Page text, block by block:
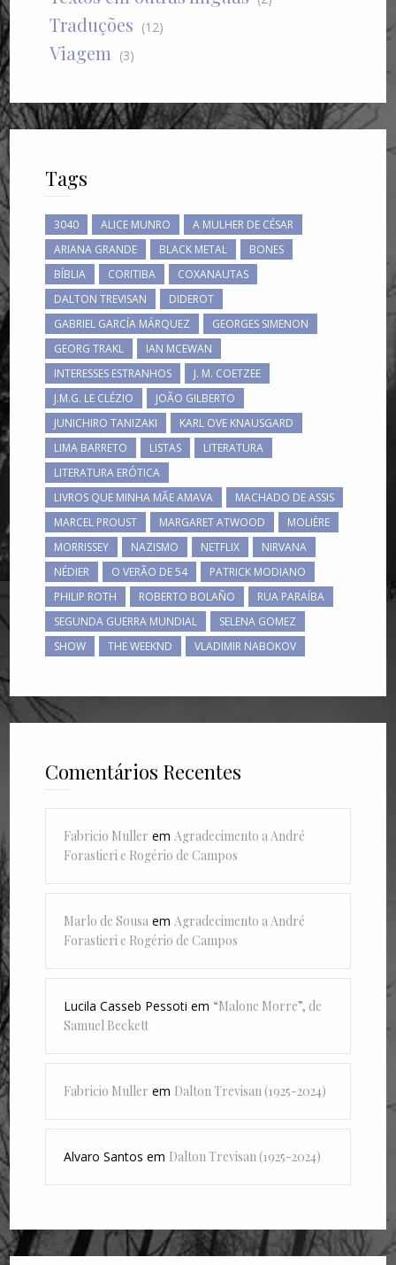
Traduções (12)
Viagem (3)
Tags
3040 ALICE MUNRO
A MULHER DE CÉSAR
ARIANA GRANDE
BLACK METAL
BONES
BÍBLIA
CORITIBA
COXANAUTAS
DALTON TREVISAN
DIDEROT
GABRIEL GARCÍA MÁRQUEZ
GEORGES SIMENON
GEORG TRAKL
IAN MCEWAN
INTERESSES ESTRANHOS
J. M. COETZEE
J.M.G. LE CLÉZIO
JOÃO GILBERTO
JUNICHIRO TANIZAKI
KARL OVE KNAUSGARD
LIMA BARRETO
LISTAS
LITERATURA
LITERATURA ERÓTICA
LIVROS QUE MINHA MÃE AMAVA
MACHADO DE ASSIS
MARCEL PROUST
MARGARET ATWOOD
MOLIÈRE
MORRISSEY
NAZISMO NETFLIX
NIRVANA
NÉDIER
O VERÃO DE 54
PATRICK MODIANO
PHILIP ROTH
ROBERTO BOLAÑO
RUA PARAÍBA
SEGUNDA GUERRA MUNDIAL
SELENA GOMEZ
SHOW
THE WEEKND VLADIMIR NABOKOV
Comentários Recentes
Fabricio Muller emAgradecimento a André
Forastieri e Rogério de Campos
Marlo de Sousa emAgradecimento a André
Forastieri e Rogério de Campos
Lucila Casseb Pessoti em “Malone Morre”, de
Samuel Beckett
Fabricio Muller em Dalton Trevisan (1925-2024)
Alvaro Santos em Dalton Trevisan (1925-2024)